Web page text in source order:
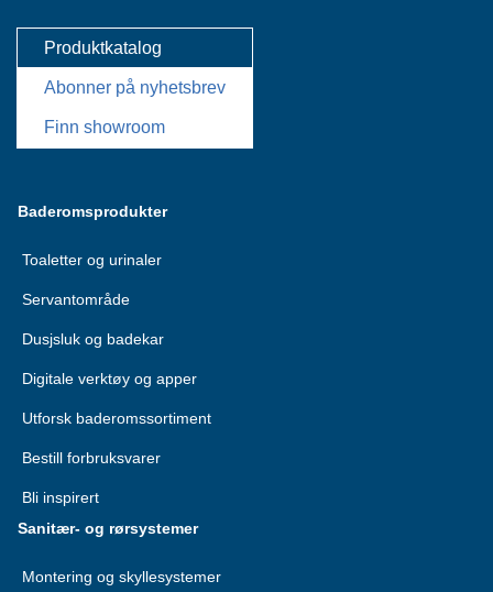
Produktkatalog
Abonner på nyhetsbrev
Finn showroom
Baderomsprodukter
Toaletter og urinaler
Servantområde
Dusjsluk og badekar
Digitale verktøy og apper
Utforsk baderomssortiment
Bestill forbruksvarer
Bli inspirert
Sanitær- og rørsystemer
Montering og skyllesystemer